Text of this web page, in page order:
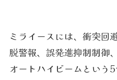
ミライースには、衝突回
脱警報、誤発進抑制制御
オートハイビームという